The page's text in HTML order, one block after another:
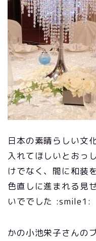
日本の素晴らしい文
入れてほしいとおっ
けでなく、間に和装
色直しに進まれる見
いででした :smile1:
かの小池栄子さんの